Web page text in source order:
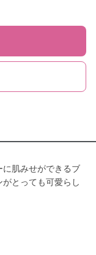
に肌みせができるブ
とっても可愛らし